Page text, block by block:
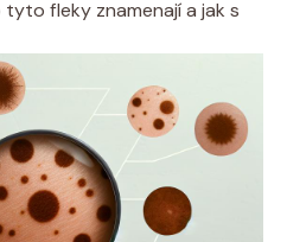
fleky znamenají a jak s